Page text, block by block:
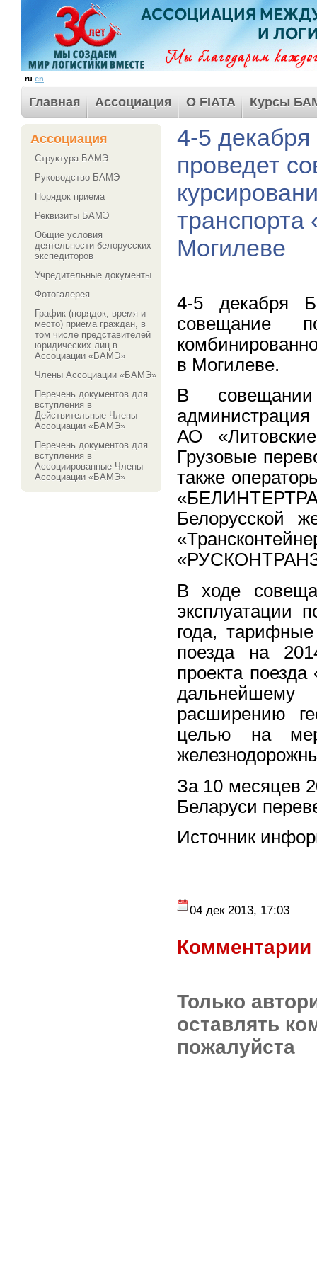
ru en
Главная Ассоциация О FIATA Курсы
Ассоциация
Структура БАМЭ
Руководство БАМЭ
Порядок приема
Реквизиты БАМЭ
Общие условия
деятельности белорусских
экспедиторов
Учредительные документы
Фотогалерея
График (порядок, время и
место) приема граждан, в
том числе представителей
юридических лиц в
Ассоциации «БАМЭ»
Члены Ассоциации «БАМЭ»
Перечень документов для
вступления в
Действительные Члены
Ассоциации «БАМЭ»
Перечень документов для
вступления в
Ассоциированные Члены
Ассоциации «БАМЭ»
4-5 декабря
проведет
транспорта
Могилеве
4-5 декабря
совещание
в Могилеве.
В совещании
АО
Грузовые
также
Белорусской
В ходе
эксплуатации
года,
поезда на
проекта
расширению
целью на
За 10 месяцев
Беларуси
Источник
04 дек 2013, 17:03
Комментарии
Только
оставлять
пожалуйста